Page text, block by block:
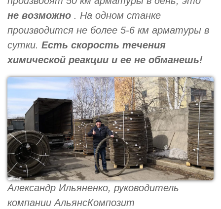
не возможно . На одном станке
производится не более 5-6 км арматуры в
сутки. Есть скорость течения
химической реакции и ее не обманешь!
Александр Ильяненко, руководитель
компании АльянсКомпозит